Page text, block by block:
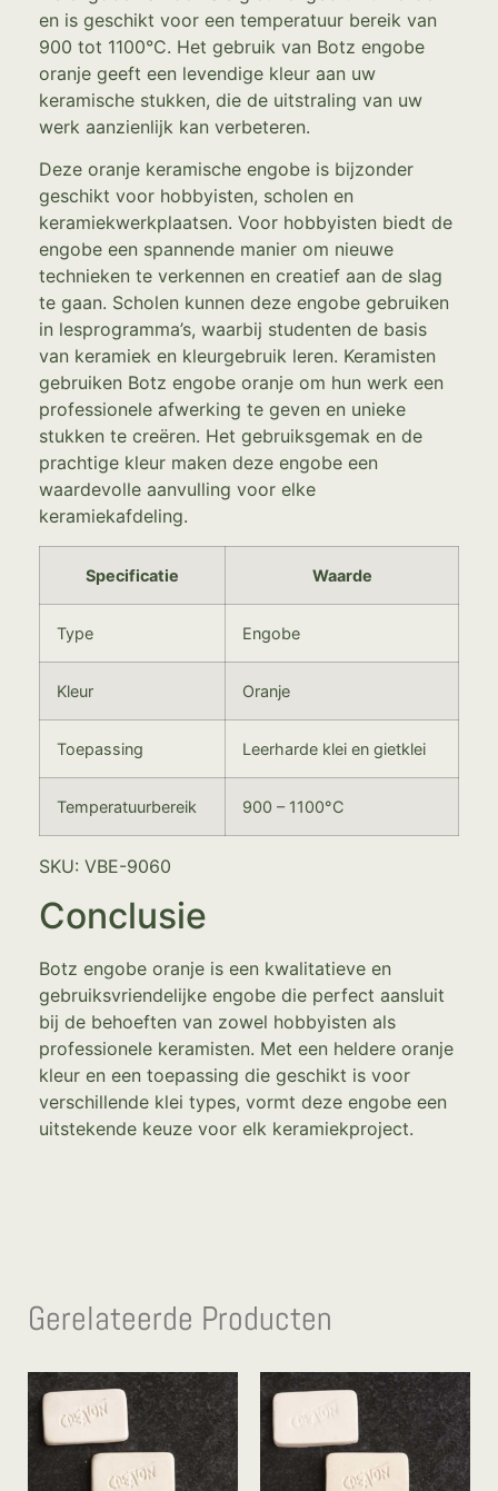
en is geschikt voor een temperatuur bereik van
900 tot 1100°C. Het gebruik van Botz engobe
oranje geeft een levendige kleur aan uw
keramische stukken, die de uitstraling van uw
werk aanzienlijk kan verbeteren.
Deze oranje keramische engobe is bijzonder
geschikt voor hobbyisten, scholen en
keramiekwerkplaatsen. Voor hobbyisten biedt de
engobe een spannende manier om nieuwe
technieken te verkennen en creatief aan de slag
te gaan. Scholen kunnen deze engobe gebruiken
in lesprogramma’s, waarbij studenten de basis
van keramiek en kleurgebruik leren. Keramisten
gebruiken Botz engobe oranje om hun werk een
professionele afwerking te geven en unieke
stukken te creëren. Het gebruiksgemak en de
prachtige kleur maken deze engobe een
waardevolle aanvulling voor elke
keramiekafdeling.
Specificatie Waarde
Type Engobe
Kleur Oranje
Toepassing Leerharde klei en gietklei
Temperatuurbereik 900 – 1100°C
SKU: VBE-9060
Conclusie
Botz engobe oranje is een kwalitatieve en
gebruiksvriendelijke engobe die perfect aansluit
bij de behoeften van zowel hobbyisten als
professionele keramisten. Met een heldere oranje
kleur en een toepassing die geschikt is voor
verschillende klei types, vormt deze engobe een
uitstekende keuze voor elk keramiekproject.
Gerelateerde Producten